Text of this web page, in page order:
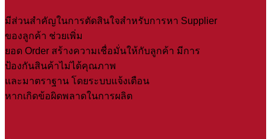
มีส่วนสำคัญในการตัดสินใจสำหรับการหา Supplier
ของลูกค้า ช่วยเพิ่ม
ยอด Order สร้างความเชื่อมั่นให้กับลูกค้า มีการ
ป้องกันสินค้าไม่ได้คุณภาพ
และมาตราฐาน โดยระบบแจ้งเตือน
หากเกิดข้อผิดพลาดในการผลิต